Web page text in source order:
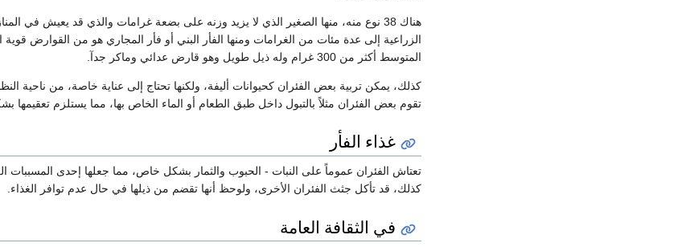
هناك 38 نوع منه، منها الصغير الذي لا يزيد وزنه على بضعة غرامات والذي قد يعيش في
الزراعية إلى عدة مئات من الغرامات ومنها الفأر البني أو فأر المجاري هو من القوارض
المتوسط أكثر من 300 غرام وله ذيل طويل وهو قارض عدائي وماكر جدآ.
كذلك، يمكن تربية بعض الفئران كحيوانات أليفة، ولكنها تحتاج إلى عناية خاصة، من ناحية
تقوم بعض الفئران مثلاً بالتبول داخل طبق الطعام أو الماء الخاص بها، مما يستلزم تعقيمها
غذاء الفأر
تعتاش الفئران عموماً على النبات - الحبوب والثمار بشكل خاص، مما جعلها إحدى المسببات
كذلك، قد تأكل جثث الفئران الأخرى، ولوحظ أنها تقضم من ذيلها في حال عدم توافر الغذاء.
في الثقافة العامة